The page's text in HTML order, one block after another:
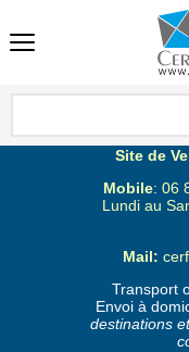
Site de
Mobile: 06
Lundi au
Mail:
Transport
Envoi à
destinations